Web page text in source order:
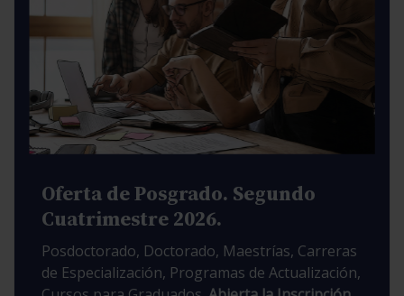
Oferta de Posgrado. Segundo
Cuatrimestre 2026.
Posdoctorado, Doctorado, Maestrías, Carreras
de Especialización, Programas de Actualización,